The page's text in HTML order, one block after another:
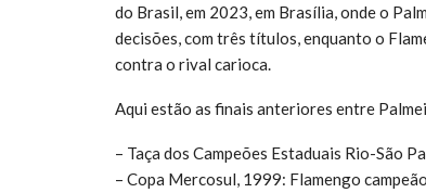
do Brasil, em 2023, em Brasília, onde o
decisões, com três títulos, enquanto o
contra o rival carioca.
Aqui estão as finais anteriores entre
– Taça dos Campeões Estaduais Rio-São
– Copa Mercosul, 1999: Flamengo campeão